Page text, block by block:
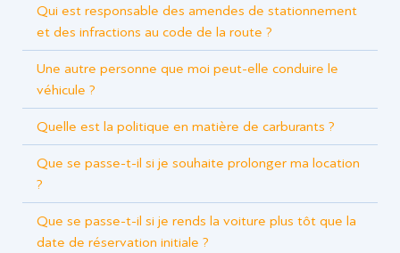
Qui est responsable des amendes de stationnement
et des infractions au code de la route ?
Une autre personne que moi peut-elle conduire le
véhicule ?
Quelle est la politique en matière de carburants ?
Que se passe-t-il si je souhaite prolonger ma location
?
Que se passe-t-il si je rends la voiture plus tôt que la
date de réservation initiale ?